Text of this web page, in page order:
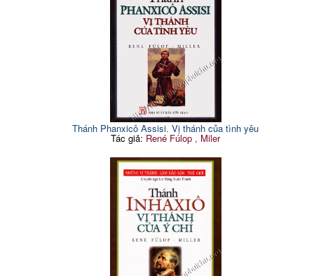
Thánh Phanxicô Assisi. Vị thánh của tình yêu
Tác giả: René Fúlop , Miler